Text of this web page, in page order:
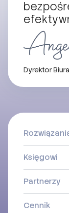
Dyrektor
Księgowi
Partnerzy
Cennik